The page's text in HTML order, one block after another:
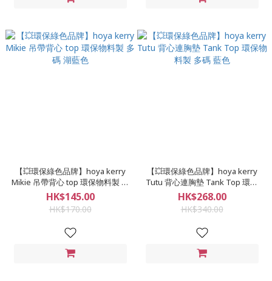
【💥環保綠色品牌】hoya kerry
Mikie 吊帶背心 top 環保物料製 多
碼 湖藍色
HK$145.00
HK$170.00
【💥環保綠色品牌】hoya kerry
Tutu 背心連胸墊 Tank Top 環保
物料製 多碼 藍色
HK$268.00
HK$340.00